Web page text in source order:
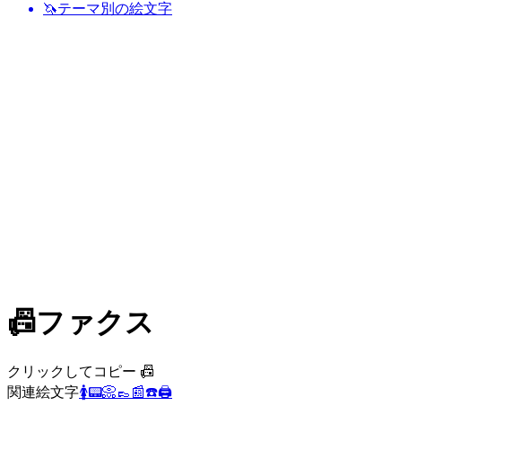
🦄テーマ別の絵文字
📠ファクス
クリックしてコピー 📠
関連絵文字🚺📟📀👞 📰☎️🖨️